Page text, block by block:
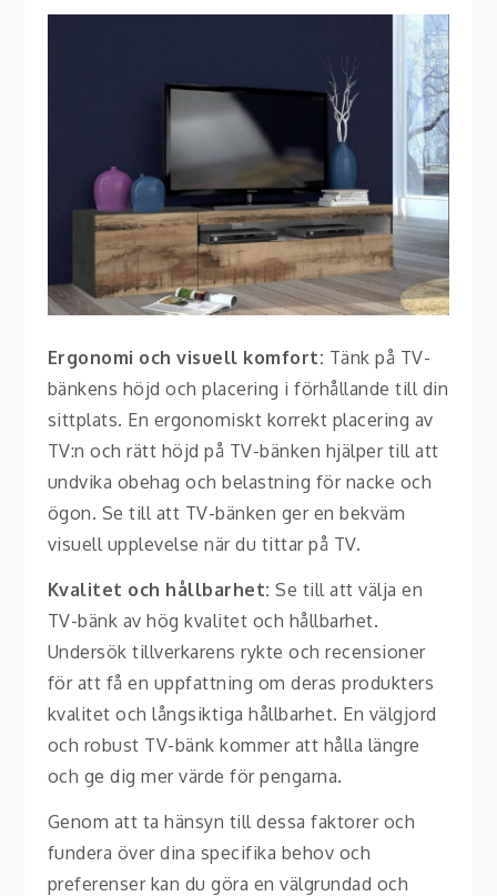
Ergonomi och visuell komfort: Tänk på TV-
bänkens höjd och placering i förhållande till din
sittplats. En ergonomiskt korrekt placering av
TV:n och rätt höjd på TV-bänken hjälper till att
undvika obehag och belastning för nacke och
ögon. Se till att TV-bänken ger en bekväm
visuell upplevelse när du tittar på TV.
Kvalitet och hållbarhet:Se till att välja en
TV-bänk av hög kvalitet och hållbarhet.
Undersök tillverkarens rykte och recensioner
för att få en uppfattning om deras produkters
kvalitet och långsiktiga hållbarhet. En välgjord
och robust TV-bänk kommer att hålla längre
och ge dig mer värde för pengarna.
Genom att ta hänsyn till dessa faktorer och
fundera över dina specifika behov och
preferenser kan du göra en välgrundad och